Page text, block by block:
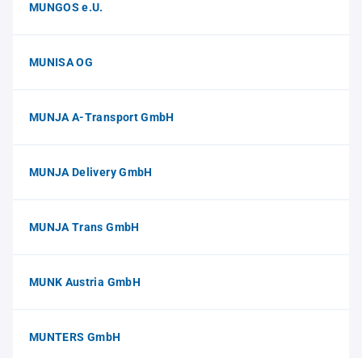
MUNGOS e.U.
MUNISA OG
MUNJA A-Transport GmbH
MUNJA Delivery GmbH
MUNJA Trans GmbH
MUNK Austria GmbH
MUNTERS GmbH